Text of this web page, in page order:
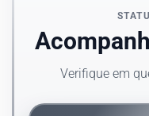
Verifique em